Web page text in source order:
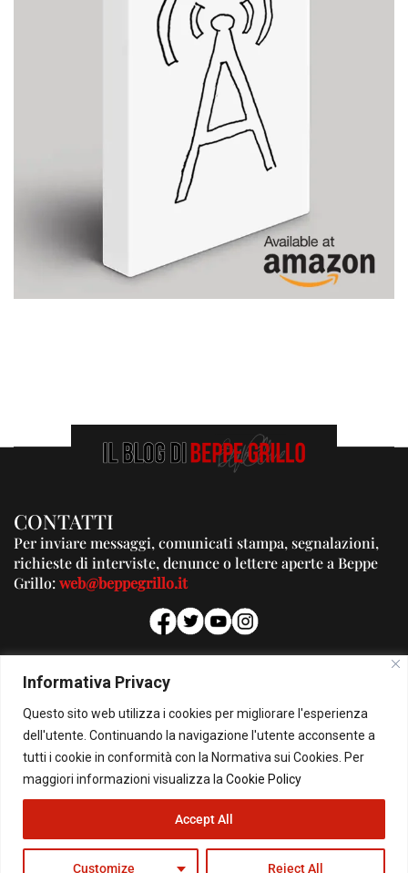
Informativa Privacy
Questo sito web utilizza i cookies per migliorare l'esperienza
dell'utente. Continuando la navigazione l'utente acconsente a
tutti i cookie in conformità con la Normativa sui Cookies. Per
maggiori informazioni visualizza la Cookie Policy
Customize Reject All
Accept All
CONTATTI
Per inviare messaggi, comunicati stampa, segnalazioni,
richieste di interviste, denunce o lettere aperte a Beppe
Grillo:web@beppegrillo.it
PUBBLICITA'
Per la tua pubblicità su questo Blog:
pubblicita@beppegrillo.it
© Copyright 2026 - Il Blog di Beppe Grillo. All Rights Reserved - Powered by
happygrafic.com